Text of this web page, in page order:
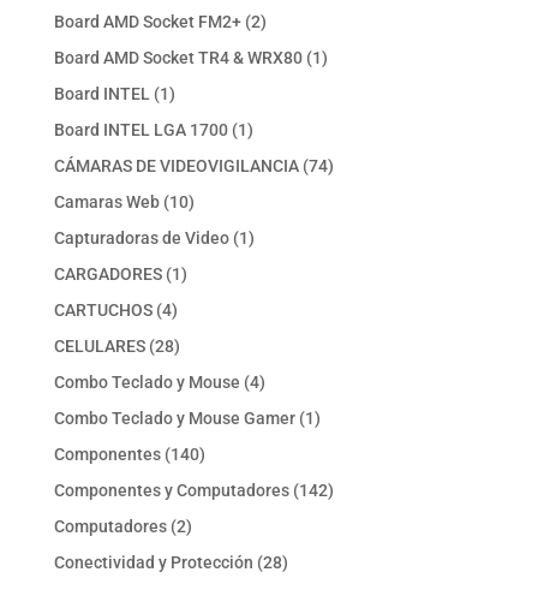
productos
Board AMD Socket FM2+ 22
productos
Board AMD Socket TR4 & WRX80 11
Board INTEL 11
producto
Board INTEL LGA 1700 11
producto
CÁMARAS DE VIDEOVIGILANCIA 7474
Camaras Web 1010
productos
Capturadoras de Video 11
CARGADORES 11
CARTUCHOS 44
productos
CELULARES 2828
productos
Combo Teclado y Mouse 44
productos
Combo Teclado y Mouse Gamer 11
Componentes 140140
productos
Componentes y Computadores 142142
Computadores 22
productos
Conectividad y Protección 2828